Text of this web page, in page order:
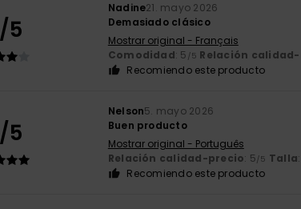
/5
Nadine21. mayo 2026
Demasiado clásico
Mostrar original - Français
Comodidad: 5 /5 Relación
Recomiendo este producto
/5
Nelson5. mayo 2026
Buen producto
Mostrar original - Português
Relación calidad-precio: 5/5 Talla
Recomiendo este producto